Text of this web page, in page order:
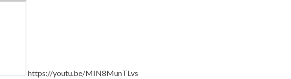
https://youtu.be/MIN8MunTLvs